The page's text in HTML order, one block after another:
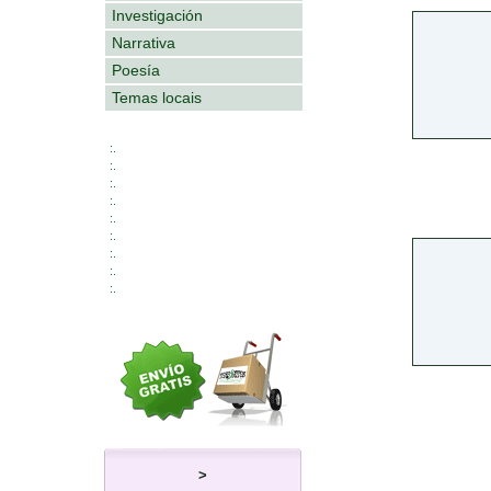
Investigación
Narrativa
Poesía
Temas locais
:.
:.
:.
:.
:.
:.
:.
:.
:.
>